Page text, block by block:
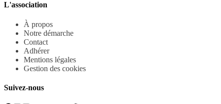
L'association
À propos
Notre démarche
Contact
Adhérer
Mentions légales
Gestion des cookies
Suivez-nous